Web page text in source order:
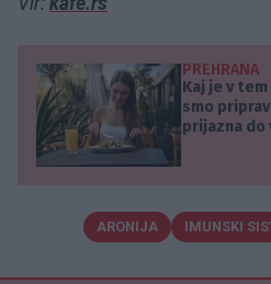
PREHRANA
Kaj je v
smo
prijazna do
ARONIJA IMUNSKI